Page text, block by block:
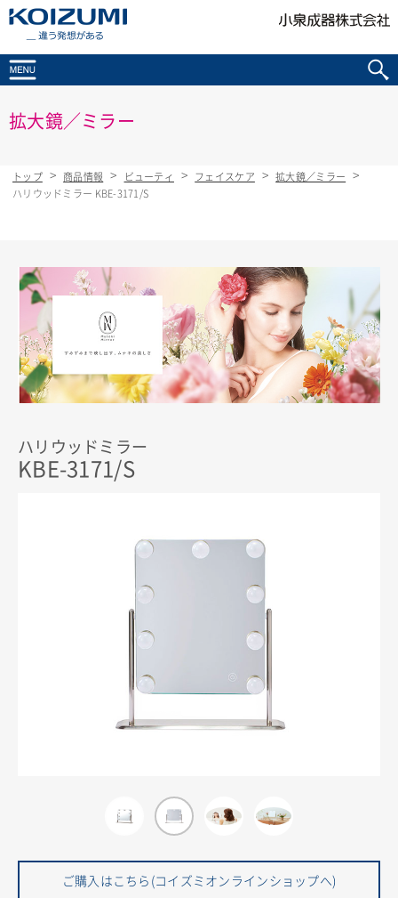
拡大鏡／ミラー
トップ 商品情報 ビューティ フェイスケア
拡大鏡／ミラー
ハリウッドミラー KBE-3171/S
ハリウッドミラー
KBE-3171/S
ご購入はこちら(コイズミオンラインショップへ)